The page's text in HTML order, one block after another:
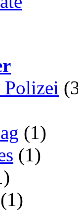
Polizei
(1)
(1)
(1)